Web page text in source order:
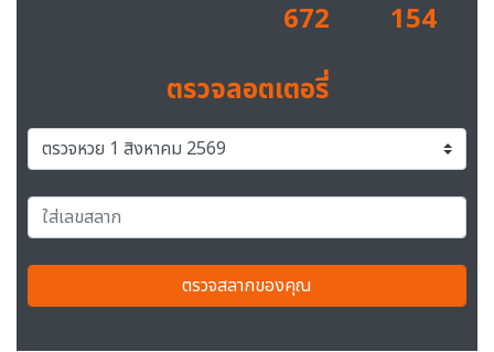
672
154
ตรวจลอตเตอรี่
ตรวจสลากของคุณ